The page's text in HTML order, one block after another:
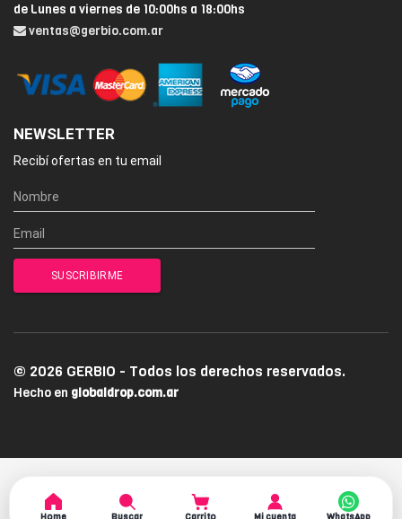
de Lunes a viernes de 10:00hs a 18:00hs
ventas@gerbio.com.ar
NEWSLETTER
Recibí ofertas en tu email
© 2026 GERBIO - Todos los derechos reservados.
Hecho en globaldrop.com.ar